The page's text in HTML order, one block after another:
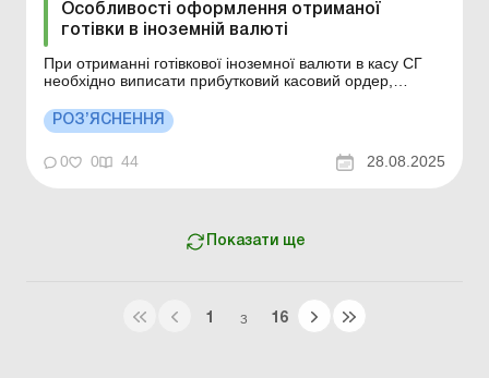
Особливості оформлення отриманої
готівки в іноземній валюті
При отриманні готівкової іноземної валюти в касу СГ
необхідно виписати прибутковий касовий ордер,
вносить валюту. Такий прибутковий касовий ордер
потрібно зареєструвати в Журналі. Водночас дані про
отриману готівкову іноземну валюту та її еквівалент у
н...
РОЗ’ЯСНЕННЯ
0 0 44 28.08.2025
Показати ще
1 З 16